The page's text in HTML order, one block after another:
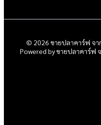
© 2026 ขายปลาคาร์ฟ จา
Powered by ขายปลาคาร์ฟ